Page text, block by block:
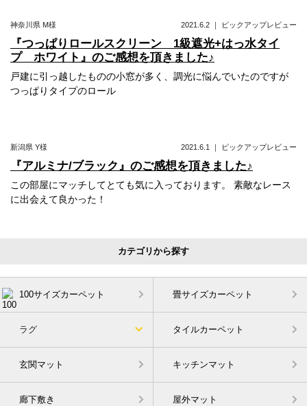
ン
神奈川県 M様 2021.6.2 ｜ ピックアップレビュー
『つっぱりロールスクリーン 1級遮光+はっ水タイ
プ ホワイト』のご感想を頂きました♪
戸建に引っ越したものの小窓が多く、調光に悩んでいたのですが
つっぱりタイプのロール
新潟県 Y様 2021.6.1 ｜ ピックアップレビュー
『アルミナ/ブラック』のご感想を頂きました♪
この部屋にマッチしてとても気に入っております。 素敵なレース
に出会えて良かった！
カテゴリから探す
100サイズカーペット 畳サイズカーペット
ラグ タイルカーペット
玄関マット キッチンマット
廊下敷き 屋外マット